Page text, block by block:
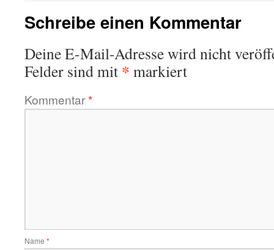
Schreibe einen Kommentar
Deine E-Mail-Adresse wird nicht
Felder sind mit * markiert
Kommentar*
Name *